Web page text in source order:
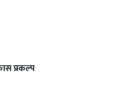
प्रकल्प